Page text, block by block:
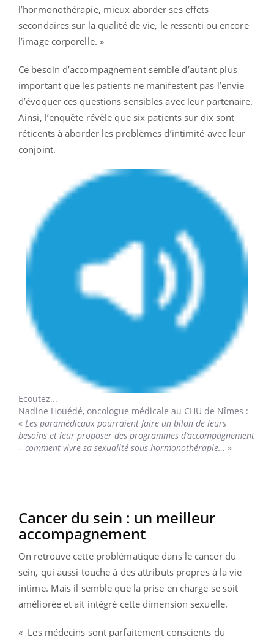
l’hormonothérapie, mieux aborder ses effets
secondaires sur la qualité de vie, le ressenti ou encore
l’image corporelle. »
Ce besoin d’accompagnement semble d’autant plus
important que les patients ne manifestent pas l’envie
d’évoquer ces questions sensibles avec leur partenaire.
Ainsi, l’enquête révèle que six patients sur dix sont
réticents à aborder les problèmes d’intimité avec leur
conjoint.
Ecoutez...
Nadine Houédé, oncologue médicale au CHU de Nîmes :
« Les paramédicaux pourraient faire un bilan de leurs
besoins et leur proposer des programmes d’accompagnement
– comment vivre sa sexualité sous hormonothérapie… »
Cancer du sein : un meilleur
accompagnement
On retrouve cette problématique dans le cancer du
sein, qui aussi touche à des attributs propres à la vie
intime. Mais il semble que la prise en charge se soit
améliorée et ait intégré cette dimension sexuelle.
« Les médecins sont parfaitement conscients du